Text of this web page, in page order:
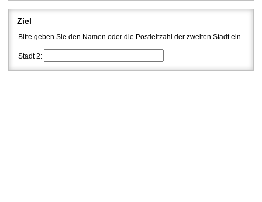
Ziel
Bitte geben Sie den Namen oder die Postleitzahl der zweiten Stadt ein.
Stadt 2: